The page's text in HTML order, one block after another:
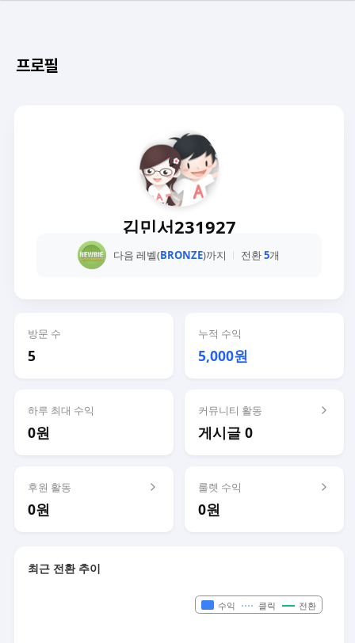
프로필
김민서231927
다음 레벨(BRONZE)까지 전환5개
방문 수
5
누적 수익
5,000원
하루 최대 수익
0원
커뮤니티 활동
게시글 0
후원 활동
0원
룰렛 수익
0원
최근 전환 추이